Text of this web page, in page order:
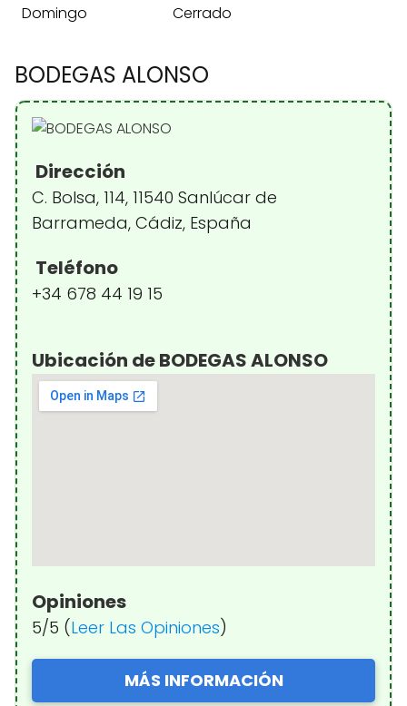
Domingo Cerrado
BODEGAS ALONSO
Dirección
C. Bolsa, 114, 11540 Sanlúcar de
Barrameda, Cádiz, España
Teléfono
+34 678 44 19 15
Ubicación de BODEGAS ALONSO
Opiniones
5/5 (Leer Las Opiniones)
MÁS INFORMACIÓN